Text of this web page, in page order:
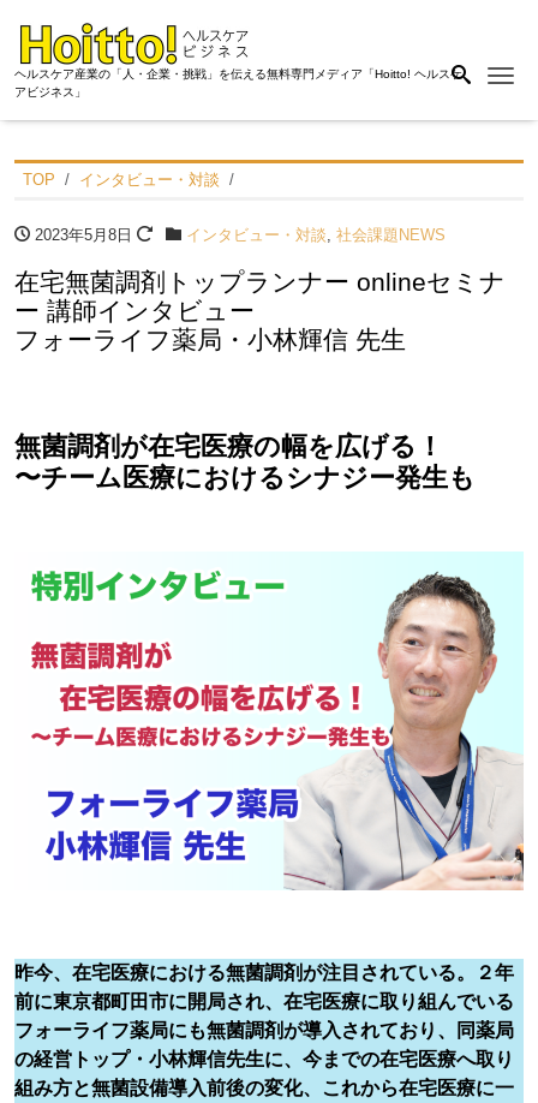
ヘルスケア産業の「人・企業・挑戦」を伝える無料専門メディア「Hoitto! ヘルスケ
アビジネス」
TOP インタビュー・対談
2023年5月8日 インタビュー・対談 社会課題NEWS
在宅無菌調剤トップランナー onlineセミナ
ー 講師インタビュー
フォーライフ薬局・小林輝信 先生
無菌調剤が在宅医療の幅を広げる！
〜チーム医療におけるシナジー発生も
昨今、在宅医療における無菌調剤が注目されている。２年
前に東京都町田市に開局され、在宅医療に取り組んでいる
フォーライフ薬局にも無菌調剤が導入されており、同薬局
の経営トップ・小林輝信先生に、今までの在宅医療へ取り
組み方と無菌設備導入前後の変化、これから在宅医療に一